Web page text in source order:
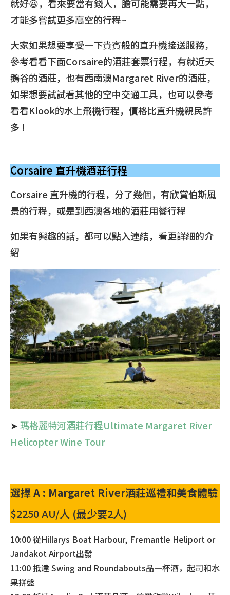
就好😆，看來要當有錢人，膽可能需要再大一點，
才能多嘗試更多高空的行程~
大家如果想要享受一下貴賓般的直升機接送服務，
參考看看下面Corsaire的酒莊套票行程，有就近天
鵝谷的酒莊，也有西南澳Margaret River的酒莊，
如果想要試試看其他的空中交通工具，也可以參考
看看Klook的水上飛機行程，價格比直升機親民許
多 !
Corsaire 直升機酒莊行程
Corsaire 直升機的行程，分了幾個，有欣賞伯斯風
景的行程，或是到西澳各地的酒莊用餐行程
如果有興趣的話，都可以點入連結，看更詳細的介
紹
➤瑪格麗特河酒莊行程Ultimate Margaret River
Helicopter Wine Tour
選擇 A : Margaret River酒莊巡禮和美食體驗
$2250 AU/人 (最少要2人)
10:00 從Hillarys Boat Harbour, Fremantle Heliport or
Jandakot Airport出發
11:00 抵達 Swing and Roundabouts品一杯酒，起司和水
果拼盤